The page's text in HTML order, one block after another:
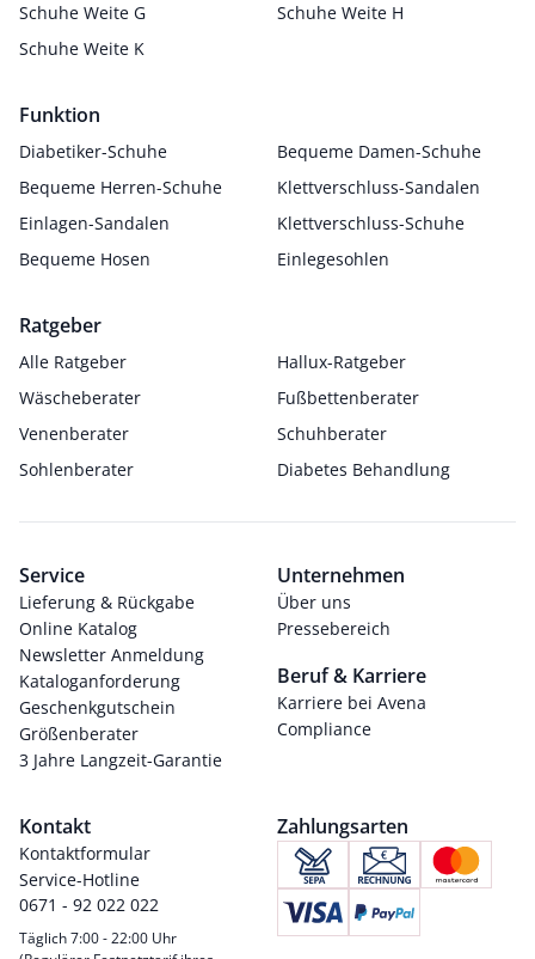
Schuhe Weite G
Schuhe Weite H
Schuhe Weite K
Funktion
Diabetiker-Schuhe
Bequeme Damen-Schuhe
Bequeme Herren-Schuhe
Klettverschluss-Sandalen
Einlagen-Sandalen
Klettverschluss-Schuhe
Bequeme Hosen
Einlegesohlen
Ratgeber
Alle Ratgeber
Hallux-Ratgeber
Wäscheberater
Fußbettenberater
Venenberater
Schuhberater
Sohlenberater
Diabetes Behandlung
Service
Lieferung & Rückgabe
Online Katalog
Newsletter Anmeldung
Kataloganforderung
Geschenkgutschein
Größenberater
3 Jahre Langzeit-Garantie
Unternehmen
Über uns
Pressebereich
Beruf & Karriere
Karriere bei Avena
Compliance
Kontakt
Kontaktformular
Service-Hotline
0671 - 92 022 022
Täglich 7:00 - 22:00 Uhr
Zahlungsarten